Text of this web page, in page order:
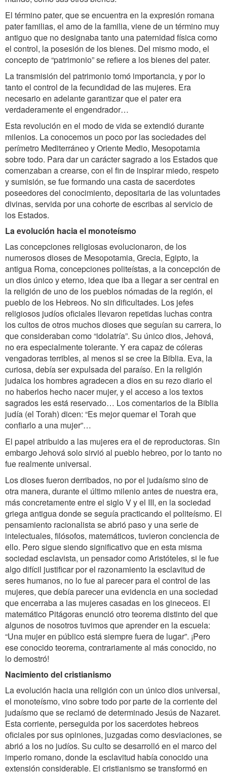
El término pater, que se encuentra en la expresión romana
pater familias, el amo de la familia, viene de un término muy
antiguo que no designaba tanto una paternidad física como
el control, la posesión de los bienes. Del mismo modo, el
concepto de “patrimonio” se refiere a los bienes del pater.
La transmisión del patrimonio tomó importancia, y por lo
tanto el control de la fecundidad de las mujeres. Era
necesario en adelante garantizar que el pater era
verdaderamente el engendrador…
Esta revolución en el modo de vida se extendió durante
milenios. La conocemos un poco por las sociedades del
perímetro Mediterráneo y Oriente Medio, Mesopotamia
sobre todo. Para dar un carácter sagrado a los Estados que
comenzaban a crearse, con el fin de inspirar miedo, respeto
y sumisión, se fue formando una casta de sacerdotes
poseedores del conocimiento, depositaria de las voluntades
divinas, servida por una cohorte de escribas al servicio de
los Estados.
La evolución hacia el monoteísmo
Las concepciones religiosas evolucionaron, de los
numerosos dioses de Mesopotamia, Grecia, Egipto, la
antigua Roma, concepciones politeístas, a la concepción de
un dios único y eterno, idea que iba a llegar a ser central en
la religión de uno de los pueblos nómadas de la región, el
pueblo de los Hebreos. No sin dificultades. Los jefes
religiosos judíos oficiales llevaron repetidas luchas contra
los cultos de otros muchos dioses que seguían su carrera, lo
que consideraban como “idolatría”. Su único dios, Jehová,
no era especialmente tolerante. Y era capaz de cóleras
vengadoras terribles, al menos si se cree la Biblia. Eva, la
curiosa, debía ser expulsada del paraíso. En la religión
judaica los hombres agradecen a dios en su rezo diario el
no haberlos hecho nacer mujer, y el acceso a los textos
sagrados les está reservado… Los comentarios de la Biblia
judía (el Torah) dicen: “Es mejor quemar el Torah que
confiarlo a una mujer”…
El papel atribuido a las mujeres era el de reproductoras. Sin
embargo Jehová solo sirvió al pueblo hebreo, por lo tanto no
fue realmente universal.
Los dioses fueron derribados, no por el judaísmo sino de
otra manera, durante el último milenio antes de nuestra era,
más concretamente entre el siglo V y el III, en la sociedad
griega antigua donde se seguía practicando el politeísmo. El
pensamiento racionalista se abrió paso y una serie de
intelectuales, filósofos, matemáticos, tuvieron conciencia de
ello. Pero sigue siendo significativo que en esta misma
sociedad esclavista, un pensador como Aristóteles, si le fue
algo difícil justificar por el razonamiento la esclavitud de
seres humanos, no lo fue al parecer para el control de las
mujeres, que debía parecer una evidencia en una sociedad
que encerraba a las mujeres casadas en los gineceos. El
matemático Pitágoras enunció otro teorema distinto del que
algunos de nosotros tuvimos que aprender en la escuela:
“Una mujer en público está siempre fuera de lugar”. ¡Pero
ese conocido teorema, contrariamente al más conocido, no
lo demostró!
Nacimiento del cristianismo
La evolución hacia una religión con un único dios universal,
el monoteísmo, vino sobre todo por parte de la corriente del
judaísmo que se reclamó de determinado Jesús de Nazaret.
Esta corriente, perseguida por los sacerdotes hebreos
oficiales por sus opiniones, juzgadas como desviaciones, se
abrió a los no judíos. Su culto se desarrolló en el marco del
imperio romano, donde la esclavitud había conocido una
extensión considerable. El cristianismo se transformó en